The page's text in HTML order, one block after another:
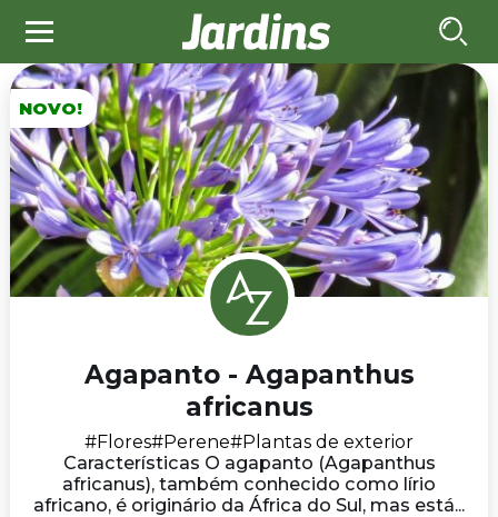
NOVO!
Agapanto - Agapanthus
africanus
#Flores#Perene#Plantas de exterior
Características O agapanto (Agapanthus
africanus), também conhecido como lírio
africano, é originário da África do Sul, mas está...